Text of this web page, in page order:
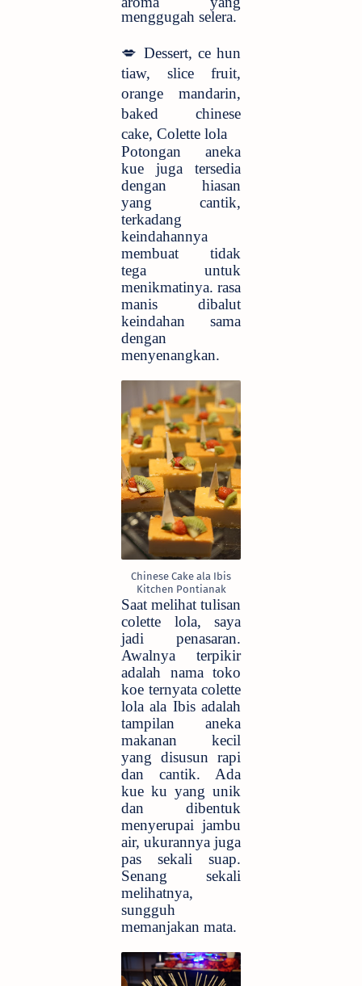
menggugah selera.
💋 Dessert, ce hun
tiaw, slice fruit,
orange mandarin,
baked chinese
cake, Colette lola
Potongan aneka
kue juga tersedia
dengan hiasan
yang cantik,
terkadang
keindahannya
membuat tidak
tega untuk
menikmatinya. rasa
manis dibalut
keindahan sama
dengan
menyenangkan.
Chinese Cake ala Ibis
Kitchen Pontianak
Saat melihat tulisan
colette lola, saya
jadi penasaran.
Awalnya terpikir
adalah nama toko
koe ternyata colette
lola ala Ibis adalah
tampilan aneka
makanan kecil
yang disusun rapi
dan cantik. Ada
kue ku yang unik
dan dibentuk
menyerupai jambu
air, ukurannya juga
pas sekali suap.
Senang sekali
melihatnya,
sungguh
memanjakan mata.